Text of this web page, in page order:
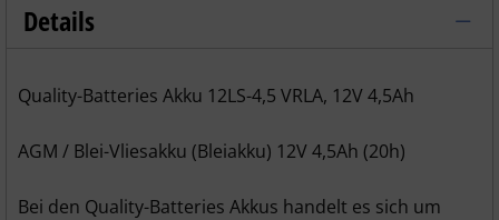
Details
Q-Batteries 12LS-4.5 12V 4,5Ah Blei-
Quality-Batteries Akku 12LS-4,5 VRLA, 12V 4,5Ah
AGM / Blei-Vliesakku (Bleiakku) 12V 4,5Ah (20h)
Bei den Quality-Batteries Akkus handelt es sich um